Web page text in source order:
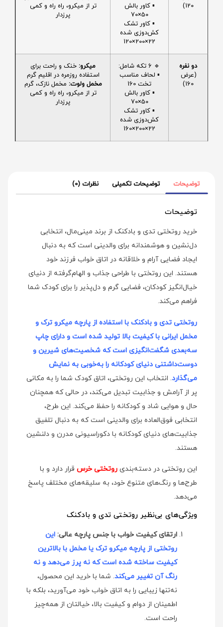
120)
▪️ کاور بالش
50×70
▪️ کاور تشک
کش‌دوزی شده
22×200×120
تر از میکرو، راه راه و کمی
پرزدار
دو نفره
(عرض
160)
🔹 6 تکه شامل:
▪️ لحاف مناسب
تخت 160
▪️ کاور بالش
50×70
▪️ کاور تشک
کش‌دوزی شده
22×200×160
میکرو: خنک و راحت برای
استفاده روزمره در اقلیم گرم
مخمل ولوت: مخمل نازک، گرم
تر از میکرو، راه راه و کمی
پرزدار
توضیحات توضیحات تکمیلی نظرات (0)
توضیحات
خرید روتختی تدی و بادکنک از برند مینی‌مال، انتخابی
دل‌نشین و هوشمندانه برای والدینی است که به دنبال
ایجاد فضایی آرام و خلاقانه در اتاق خواب فرزند خود
هستند. این روتختی با طراحی جذاب و الهام‌گرفته از دنیای
خیال‌انگیز کودکان، فضایی گرم و دل‌پذیر را برای کودک شما
فراهم می‌کند.
روتختی تدی و بادکنک با استفاده از پارچه میکرو ترک و
مخمل ایرانی با کیفیت بالا تولید شده است و دارای چاپ
سه‌بعدی شگفت‌انگیزی است که شخصیت‌های شیرین و
دوست‌داشتنی دنیای کودکانه را به‌خوبی به نمایش
می‌گذارد. انتخاب این روتختی، اتاق کودک شما را به مکانی
پر از آرامش و جذابیت تبدیل می‌کند، در حالی که همچنان
حال و هوایی شاد و کودکانه را حفظ می‌کند. این طرح،
انتخابی فوق‌العاده برای والدینی است که به دنبال تلفیق
جذابیت‌های دنیای کودکانه با دکوراسیونی مدرن و دلنشین
هستند.
این روتختی در دسته‌بندی روتختی خرس قرار دارد و با
طرح‌ها و رنگ‌های متنوع خود، به سلیقه‌های مختلف پاسخ
می‌دهد.
ویژگی‌های بی‌نظیر روتختی تدی و بادکنک
ارتقای کیفیت خواب با جنس پارچه عالی: این
روتختی از پارچه میکرو ترک یا مخمل با بالاترین
کیفیت ساخته شده است که نه پرز می‌دهد و نه
رنگ آن تغییر می‌کند. شما با خرید این محصول،
نه‌تنها زیبایی را به اتاق خواب خود می‌آورید، بلکه با
اطمینان از دوام و کیفیت بالا، خیالتان از همه‌چیز
راحت است.